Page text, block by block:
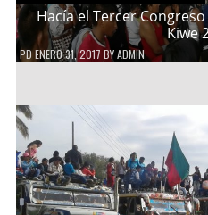
Hacía el Tercer
Kiwe
PDENERO 31, 2017 BYADMIN